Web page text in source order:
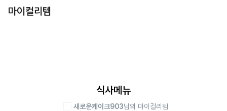
마이컬리템
식사메뉴
새로운케이크903님의 마이컬리템